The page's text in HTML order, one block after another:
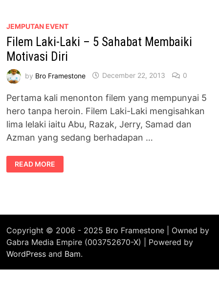
JEMPUTAN EVENT
Filem Laki-Laki – 5 Sahabat Membaiki
Motivasi Diri
by Bro Framestone December 22, 2013 0
Pertama kali menonton filem yang mempunyai 5
hero tanpa heroin. Filem Laki-Laki mengisahkan
lima lelaki iaitu Abu, Razak, Jerry, Samad dan
Azman yang sedang berhadapan …
FILEM
LAKI-
LAKI
DIRI
READ MORE
Copyright © 2006 - 2025 Bro Framestone | Owned by
Gabra Media Empire (003752670-X) | Powered by
WordPress and Bam.